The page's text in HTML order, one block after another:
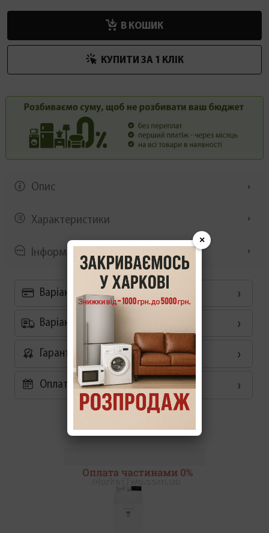
В КОШИК
КУПИТИ ЗА 1 КЛIК
Опис
Характеристики
Інформація/демонстрація
Варіанти оплати
Варіанти доставки
Гарантія
Оплата частинами 0%
×